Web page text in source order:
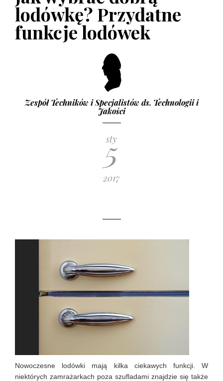
Co i kiedy kupimy taniej?
2 STYCZNIA 2017
lodówkę? Przydatne
funkcje lodówek
Zespół Techników i Specjalistów ds. Technologii i
Jakości
sty
5
2017
Nowoczesne lodówki mają kilka ciekawych funkcji. W
niektórych zamrażarkach poza szufladami znajdzie się także